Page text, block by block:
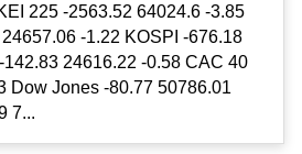
225 -2563.52 64024.6 -3.85
-1.22 KOSPI -676.18
24616.22 -0.58 CAC 40
Dow Jones -80.77 50786.01
7...